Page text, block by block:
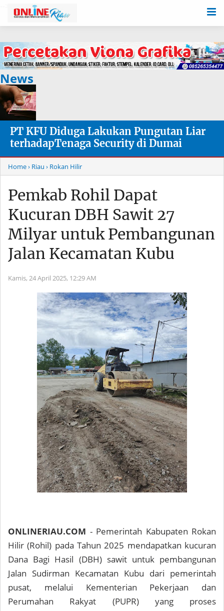
News
PT KFU Diduga Lakukan Pungutan Liar
terhadapTenaga Security di Dumai
Home› Riau › Rokan Hilir
Pemkab Rohil Dapat
Kucuran DBH Sawit 27
Milyar untuk Pembangunan
Jalan Kecamatan Kubu
Kamis, 24 April 2025, 12:29 AM
ONLINERIAU.COM - Pemerintah Kabupaten Rokan
Hilir (Rohil) pada Tahun 2025 mendapatkan kucuran
Dana Bagi Hasil (DBH) sawit untuk pembangunan
Jalan Sudirman Kecamatan Kubu dari pemerintah
pusat, melalui Kementerian Pekerjaan dan
Perumahan Rakyat (PUPR) yang proses